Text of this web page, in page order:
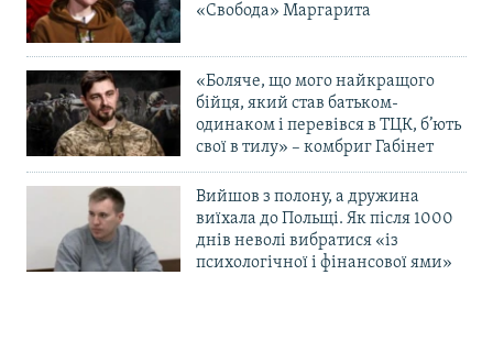
«Свобода» Маргарита
«Боляче, що мого найкращого
бійця, який став батьком-
одинаком і перевівся в ТЦК, б’ють
свої в тилу» – комбриг Габінет
Вийшов з полону, а дружина
виїхала до Польщі. Як після 1000
днів неволі вибратися «із
психологічної і фінансової ями»